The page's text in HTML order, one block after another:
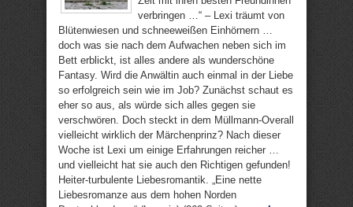
verbringen …“ – Lexi träumt von
Blütenwiesen und schneeweißen Einhörnern …
doch was sie nach dem Aufwachen neben sich im
Bett erblickt, ist alles andere als wunderschöne
Fantasy. Wird die Anwältin auch einmal in der Liebe
so erfolgreich sein wie im Job? Zunächst schaut es
eher so aus, als würde sich alles gegen sie
verschwören. Doch steckt in dem Müllmann-Overall
vielleicht wirklich der Märchenprinz? Nach dieser
Woche ist Lexi um einige Erfahrungen reicher …
und vielleicht hat sie auch den Richtigen gefunden!
Heiter-turbulente Liebesromantik. „Eine nette
Liebesromanze aus dem hohen Norden